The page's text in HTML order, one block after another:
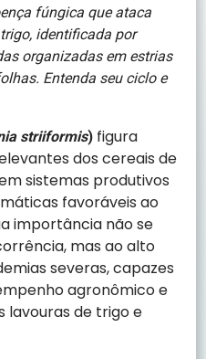
fúngica que ataca
identificada por
organizadas em estrias
Entenda seu ciclo e
striiformis) figura
dos cereais de
sistemas produtivos
favoráveis ao
importância não se
mas ao alto
severas, capazes
agronômico e
lavouras de trigo e